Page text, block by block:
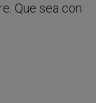
Que sea con